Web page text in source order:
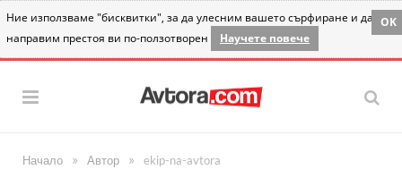
Ние използваме "бисквитки", за да улесним вашето сърфиране и да
направим престоя ви по-ползотворен
Научете повече
OK
Начало » Автор » ekip-na-avtora